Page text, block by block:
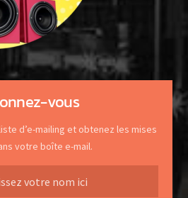
vous
d’e-mailing et obtenez les mises
votre boîte e-mail.